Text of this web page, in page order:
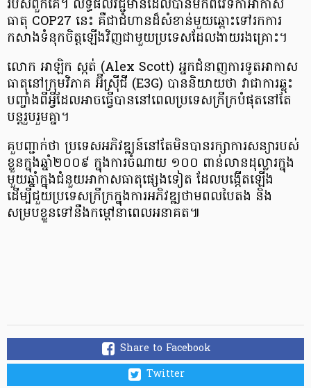
របស់ពួកគេ។ លទ្ធផលវិជ្ជមានដែលបានមកពីវេទិកាអាកាស
ធាតុ COP27 នេះ គឺជាជំហានដ៏សំខាន់មួយឆ្ពោះទៅរកការ
កសាងទំនុកចិត្តឡើងវិញជាមួយប្រទេសដែលងាយរងគ្រោះ។
លោក អាឡិក ស្កត់ (Alex Scott) អ្នកជំនាញការទូតអាកាស
ធាតុនៅក្រុមវិភាគ អ៊ីស្រ៊ីជី (E3G) បាននិយាយថា វាជាការឆ្លុះ
បញ្ចាំងពីអ្វីដែលអាចធ្វើបាននៅពេលប្រទេសក្រីក្របំផុតនៅតែ
បន្តរួបរួមគ្នា។
គួបញ្ជាក់ថា ប្រទេសអភិវឌ្ឍន៍នៅតែមិនបានរក្សាការសន្យារបស់
ខ្លួនក្នុងឆ្នាំ២០០៩ ក្នុងការចំណាយ ១០០ ពាន់លានដុល្លារក្នុង
មួយឆ្នាំក្នុងជំនួយអាកាសធាតុផ្សេងទៀត ដែលបង្កើតឡើង
ដើម្បីជួយប្រទេសក្រីក្រក្នុងការអភិវឌ្ឍថាមពលបៃតង និង
សម្របខ្លួនទៅនឹងកម្ដៅនាពេលអនាគត៕
Share to Facebook
Twitter